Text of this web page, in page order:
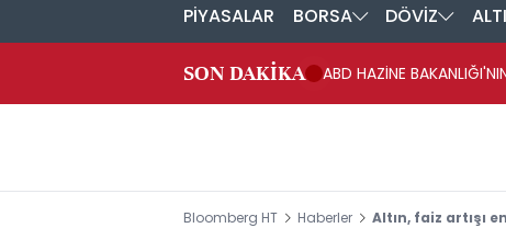
PİYASALAR BORSA DÖVİZ
SON DAKİKA ABD HAZİNE
Bloomberg HT Haberler Altın, faiz artışı